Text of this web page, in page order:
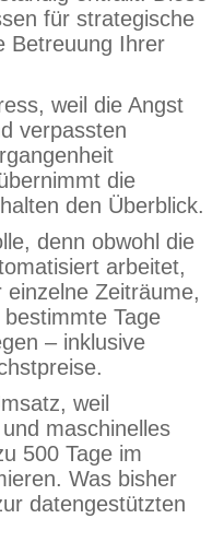
für strategische
Betreuung Ihrer
weil die Angst
verpassten
die
den Überblick.
denn obwohl die
arbeitet,
einzelne Zeiträume,
Tage
– inklusive
weil
maschinelles
500 Tage im
Was bisher
datengestützten